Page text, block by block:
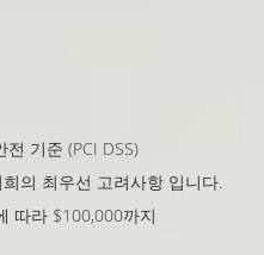
기준 (PCI DSS)
의 최우선 고려사항 입니다.
따라 $100,000까지